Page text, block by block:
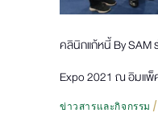
คลินิกแก้หนี้ By SAM
Expo 2021 ณ อิมแพ็
ข่าวสารและกิจกรรม